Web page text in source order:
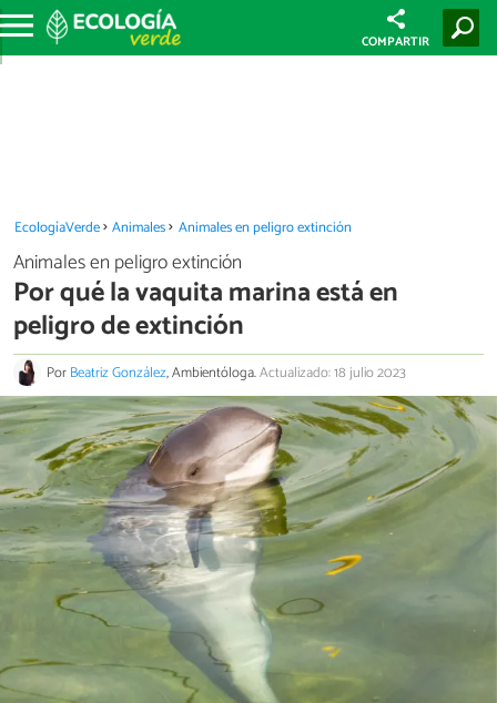
COMPARTIR
EcologíaVerde Animales Animales en peligro extinción
Animales en peligro extinción
Por qué la vaquita marina está en
peligro de extinción
PorBeatriz González, Ambientóloga.Actualizado: 18 julio 2023